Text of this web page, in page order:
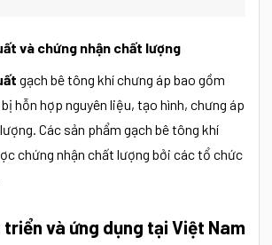
và chứng nhận chất lượng
gạch bê tông khí chưng áp bao gồm
hỗn hợp nguyên liệu, tạo hình, chưng áp
Các sản phẩm gạch bê tông khí
chứng nhận chất lượng bởi các tổ chức
và ứng dụng tại Việt Nam